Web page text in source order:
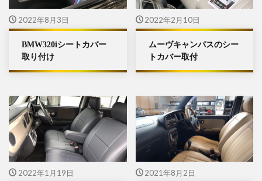
2022年8月3日
BMW320iシートカバー
取り付け
2022年2月10日
ムーヴキャンパスのシー
トカバー取付
2022年1月19日 2021年8月2日